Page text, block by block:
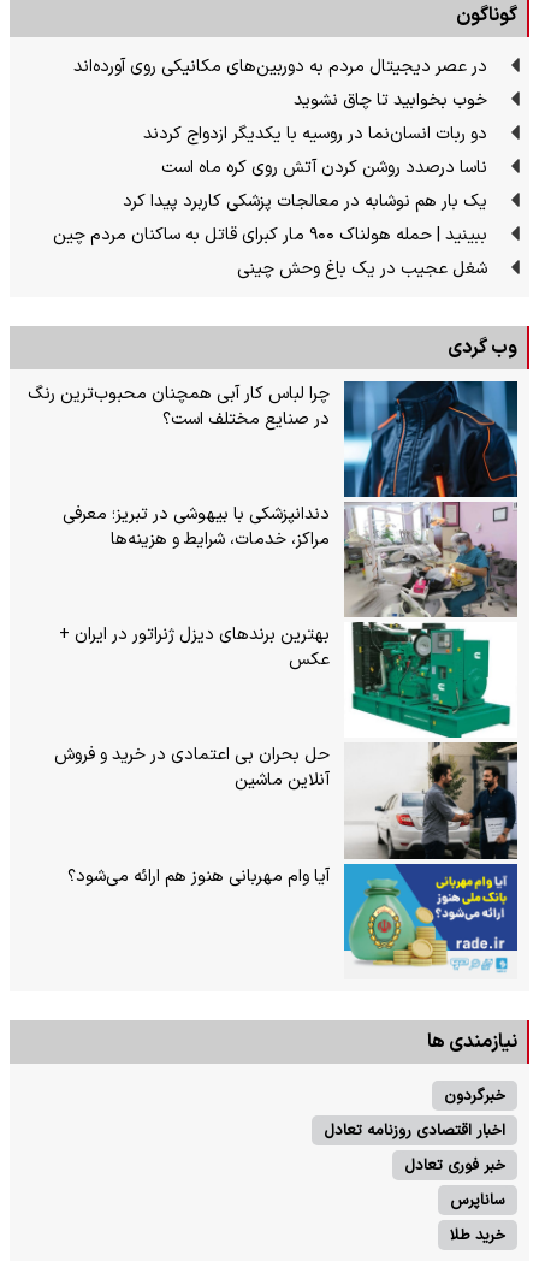
گوناگون
در عصر دیجیتال مردم به دوربین‌های مکانیکی روی آورده‌اند
خوب بخوابید تا چاق نشوید
دو ربات انسان‌نما در روسیه با یکدیگر ازدواج کردند
ناسا درصدد روشن کردن آتش روی کره ماه است
یک بار هم نوشابه در معالجات پزشکی کاربرد پیدا کرد
ببینید | حمله هولناک ۹۰۰ مار کبرای قاتل به ساکنان مردم چین
شغل عجیب در یک باغ وحش چینی
وب گردی
چرا لباس کار آبی همچنان محبوب‌ترین رنگ
در صنایع مختلف است؟
دندانپزشکی با بیهوشی در تبریز؛ معرفی
مراکز، خدمات، شرایط و هزینه‌ها
بهترین برندهای دیزل ژنراتور در ایران +
عکس
حل بحران بی‌ اعتمادی در خرید و فروش
آنلاین ماشین
آیا وام مهربانی هنوز هم ارائه می‌شود؟
نیازمندی ها
خبرگردون
اخبار اقتصادی روزنامه تعادل
خبر فوری تعادل
ساناپرس
خرید طلا